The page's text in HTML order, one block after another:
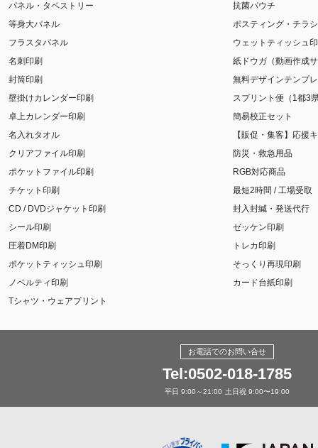
パネル・タペストリー
等身大パネル
フラスタパネル
名刺印刷
封筒印刷
壁掛けカレンダー印刷
卓上カレンダー印刷
名入れタオル
クリアファイル印刷
ポケットファイル印刷
チケット印刷
CD / DVDジャケット印刷
シール印刷
圧着DM印刷
ポケットティッシュ印刷
ノベルティ印刷
Tシャツ・ウェアプリント
抗菌パウチ
ポスティング・チラ
ウェットティッシュ
紙ドウガ（動画作成
無料デザインテンプ
スプリント便（1都3
簡易校正セット
【販促・集客】応援
防災・救急用品
RGB対応商品
最短2時間 / 工場受取
封入封緘・発送代行
ゼッケン印刷
トレカ印刷
そっくり再現印刷
カード台紙印刷
お電話でのお問い合せ
Tel:0502-018-1785
平日 9:00～21:00 土日祝 9:00〜19:00